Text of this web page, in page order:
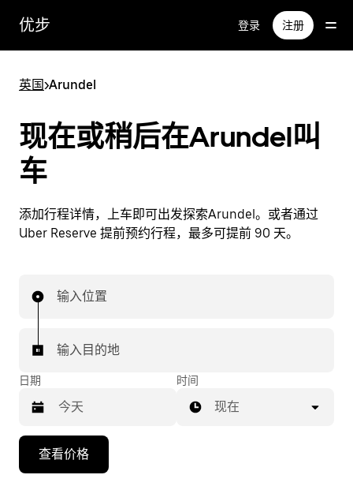
优步 登录 注册
英国>Arundel
现在或稍后在Arundel叫
车
添加行程详情，上车即可出发探索Arundel。或者通过
Uber Reserve 提前预约行程，最多可提前 90 天。
输入位置
输入目的地
日期
向
时间
现在
查看价格